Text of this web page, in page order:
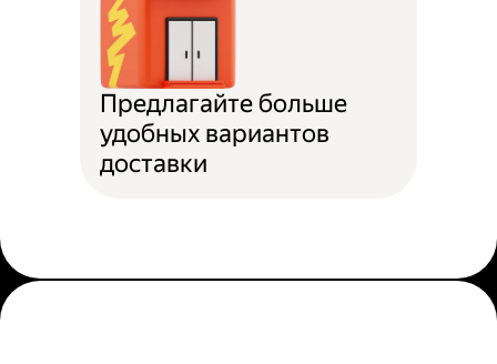
Предлагайте больше
удобных вариантов
доставки